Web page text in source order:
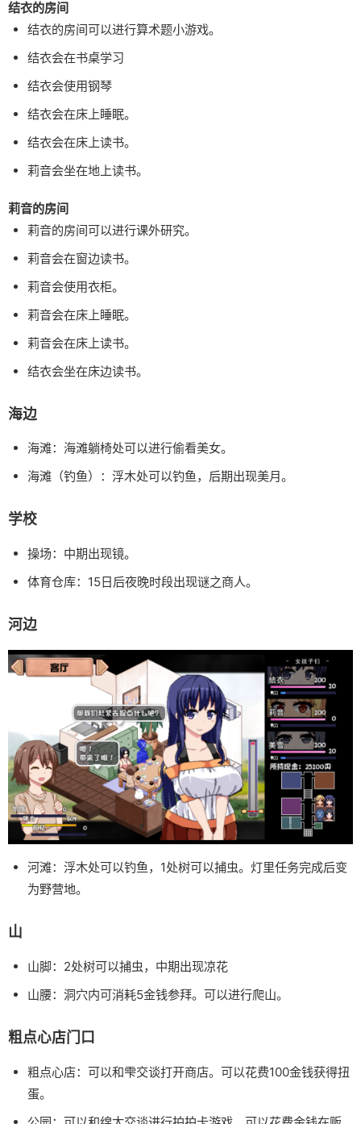
结衣的房间
结衣的房间可以进行算术题小游戏。
结衣会在书桌学习
结衣会使用钢琴
结衣会在床上睡眠。
结衣会在床上读书。
莉音会坐在地上读书。
莉音的房间
莉音的房间可以进行课外研究。
莉音会在窗边读书。
莉音会使用衣柜。
莉音会在床上睡眠。
莉音会在床上读书。
结衣会坐在床边读书。
海边
海滩：海滩躺椅处可以进行偷看美女。
海滩（钓鱼）：浮木处可以钓鱼，后期出现美月。
学校
操场：中期出现镜。
体育仓库：15日后夜晚时段出现谜之商人。
河边
河滩：浮木处可以钓鱼，1处树可以捕虫。灯里任务完成后变
为野营地。
山
山脚：2处树可以捕虫，中期出现凉花
山腰：洞穴内可消耗5金钱参拜。可以进行爬山。
粗点心店门口
粗点心店：可以和雫交谈打开商店。可以花费100金钱获得扭
蛋。